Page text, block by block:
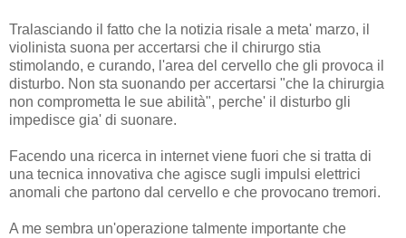
Tralasciando il fatto che la notizia risale a meta' marzo, il
violinista suona per accertarsi che il chirurgo stia
stimolando, e curando, l'area del cervello che gli provoca il
disturbo. Non sta suonando per accertarsi "che la chirurgia
non comprometta le sue abilità", perche' il disturbo gli
impedisce gia' di suonare.
Facendo una ricerca in internet viene fuori che si tratta di
una tecnica innovativa che agisce sugli impulsi elettrici
anomali che partono dal cervello e che provocano tremori.
A me sembra un'operazione talmente importante che